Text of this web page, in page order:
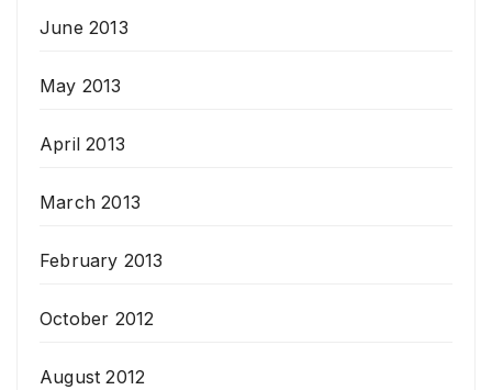
June 2013
May 2013
April 2013
March 2013
February 2013
October 2012
August 2012